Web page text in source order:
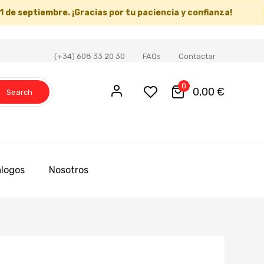
de septiembre. ¡Gracias por tu paciencia y confianza!
(+34) 608 33 20 30 FAQs Contactar
Search
0 0,00 €
Nosotros